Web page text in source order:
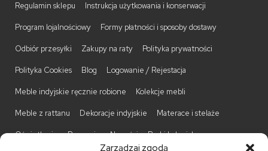
Zarządzaj zgodą
Regulamin sklepu Instrukcja użytkowania i konserwacji
Program lojalnościowy Formy płatności i sposoby dostawy
Odbiór przesyłki Zakupy na raty Polityka prywatności
Polityka Cookies Blog Logowanie / Rejestacja
Meble indyjskie ręcznie robione Kolekcje mebli
Meble z rattanu Dekoracje indyjskie Materace i stelaże
Oświetlenie Promocje Nowości Barki kolonialne